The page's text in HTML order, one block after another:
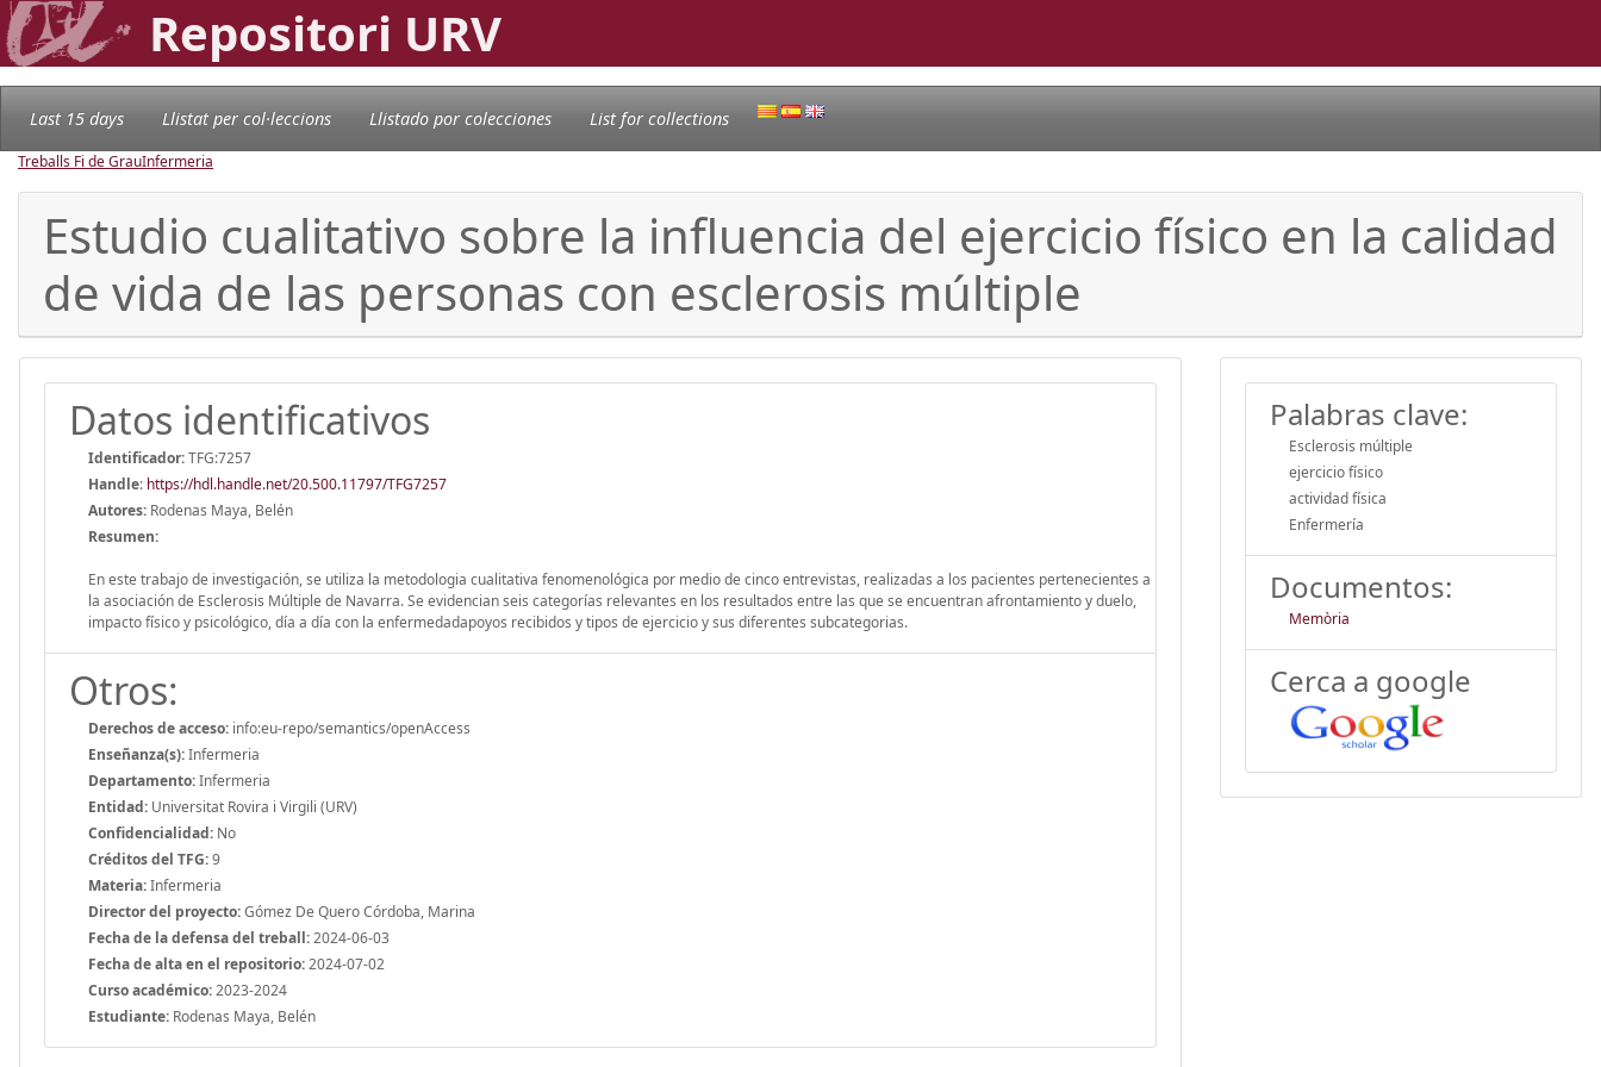
Repositori URV
Last 15 days Llistat per col·leccions Llistado por colecciones List for collections
Treballs Fi de GrauInfermeria
Estudio cualitativo sobre la influencia del ejercicio físico en la calidad
de vida de las personas con esclerosis múltiple
Datos identificativos
Identificador:TFG:7257
Handle: https://hdl.handle.net/20.500.11797/TFG7257
Autores: Rodenas Maya, Belén
Resumen:
En este trabajo de investigación, se utiliza la metodologia cualitativa fenomenológica por medio de cinco entrevistas, realizadas a los pacientes pertenecientes a
la asociación de Esclerosis Múltiple de Navarra. Se evidencian seis categorías relevantes en los resultados entre las que se encuentran afrontamiento y duelo,
impacto físico y psicológico, día a día con la enfermedadapoyos recibidos y tipos de ejercicio y sus diferentes subcategorias.
Otros:
Derechos de acceso: info:eu-repo/semantics/openAccess
Enseñanza(s):Infermeria
Departamento:Infermeria
Entidad: Universitat Rovira i Virgili (URV)
Confidencialidad: No
Créditos del TFG:9
Materia:Infermeria
Director del proyecto:Gómez De Quero Córdoba, Marina
Fecha de la defensa del treball:2024-06-03
Fecha de alta en el repositorio:2024-07-02
Curso académico:2023-2024
Estudiante: Rodenas Maya, Belén
Palabras clave:
Esclerosis múltiple
ejercicio físico
actividad física
Enfermería
Documentos:
Memòria
Cerca a google